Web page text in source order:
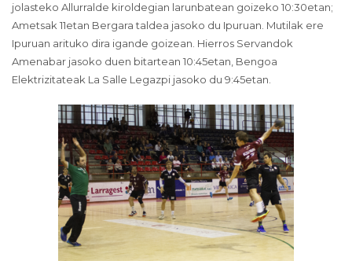
jolasteko Allurralde kiroldegian larunbatean goizeko 10:30etan;
Ametsak 11etan Bergara taldea jasoko du Ipuruan. Mutilak ere
Ipuruan arituko dira igande goizean. Hierros Servandok
Amenabar jasoko duen bitartean 10:45etan, Bengoa
Elektrizitateak La Salle Legazpi jasoko du 9:45etan.